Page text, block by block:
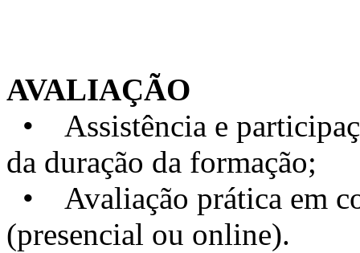
AVALIAÇÃO
• Assistência e
da duração da formação;
• Avaliação prática em
(presencial ou online).